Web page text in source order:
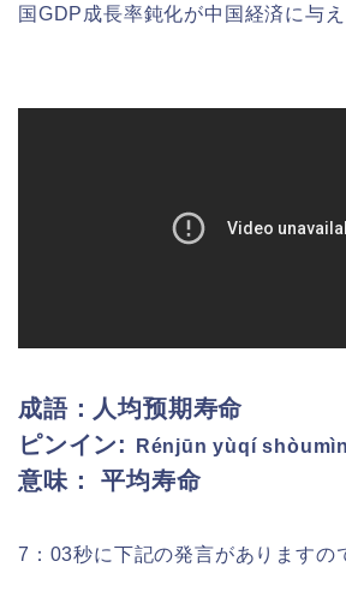
国GDP成長率鈍化が中国経済に与
成語：人均预期寿命
ピンイン:
Rénjūn yùqí
意味： 平均寿命
7：03秒に下記の発言がありますの